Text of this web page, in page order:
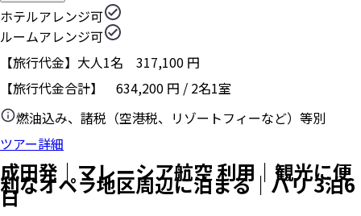
ホテルアレンジ可
ルームアレンジ可
【旅行代金】大人1名 317,100 円
【旅行代金合計】 634,200 円 / 2名1室
燃油込み、諸税（空港税、リゾートフィーなど）等別
ツアー詳細
成田発｜マレーシア航空 利用｜観光に便
利なオペラ地区周辺に泊まる｜パリ 3泊6
日